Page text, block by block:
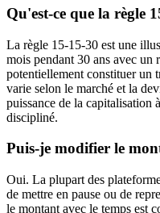
Qu'est-ce que la règle
La règle 15-15-30 est une
mois pendant 30 ans avec un
potentiellement constituer un
varie selon le marché et la
puissance de la capitalisation
discipliné.
Puis-je modifier le
Oui. La plupart des
de mettre en pause ou de
le montant avec le temps est